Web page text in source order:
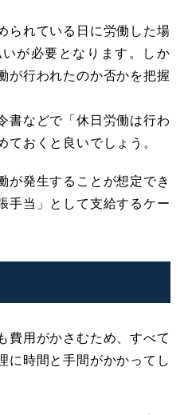
られている日に労働した場
が必要となります。しか
が行われたのか否かを把握
書などで「休日労働は行わ
ておくと良いでしょう。
が発生することが想定でき
手当」として支給するケー
費用がかさむため、すべて
に時間と手間がかかってし